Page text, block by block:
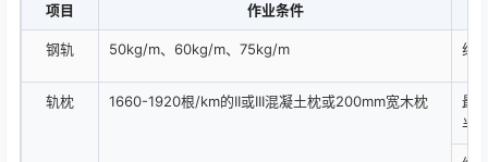
项目 作业条件
钢轨 50kg/m、60kg/m、75kg/m 线
轨枕 1660-1920根/km的II或III混凝土枕或200mm宽木枕
最
半